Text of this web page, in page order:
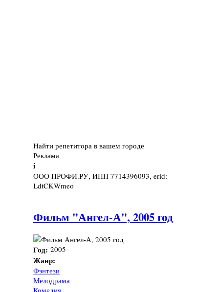
Найти репетитора в вашем городе
Реклама
i
ООО ПРОФИ.РУ, ИНН 7714396093, erid:
LdtCKWmeo
Фильм "Ангел-А", 2005 год
Год: 2005
Жанр:
Фэнтези
Мелодрама